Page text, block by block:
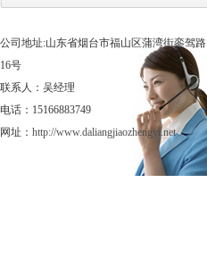
公司地址:山东省烟台市福山区蒲湾街銮驾路
16号
联系人：吴经理
电话：15166883749
网址： http://www.daliangjiaozhengyi.net